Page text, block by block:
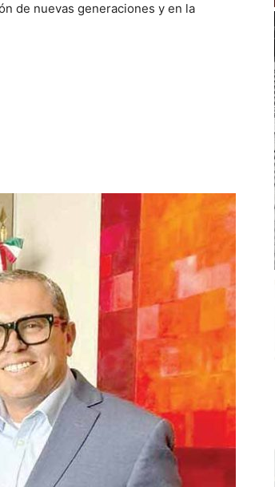
de nuevas generaciones y en la